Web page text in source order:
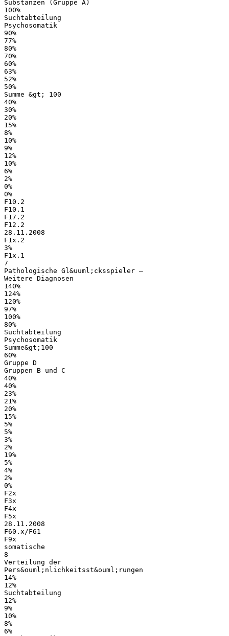
Substanzen (Gruppe A)
100%
Suchtabteilung
Psychosomatik
90%
77%
80%
70%
60%
63%
52%
50%
Summe &gt; 100
40%
30%
20%
15%
8%
10%
9%
12%
10%
6%
2%
0%
0%
F10.2
F10.1
F17.2
F12.2
28.11.2008
F1x.2
3%
F1x.1
7
Pathologische Gl&uuml;cksspieler –
Weitere Diagnosen
140%
124%
120%
97%
100%
80%
Suchtabteilung
Psychosomatik
Summe&gt;100
60%
Gruppe D
Gruppen B und C
40%
40%
23%
21%
20%
15%
5%
5%
3%
2%
19%
5%
4%
2%
0%
F2x
F3x
F4x
F5x
28.11.2008
F60.x/F61
F9x
somatische
8
Verteilung der
Pers&ouml;nlichkeitsst&ouml;rungen
14%
12%
Suchtabteilung
12%
9%
10%
8%
6%